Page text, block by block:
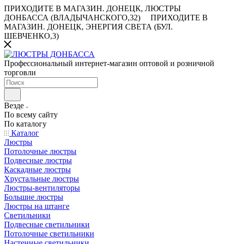
ПРИХОДИТЕ В МАГАЗИН. ДОНЕЦК, ЛЮСТРЫ
ДОНБАССА (ВЛАДЫЧАНСКОГО,32)
ПРИХОДИТЕ В
МАГАЗИН. ДОНЕЦК, ЭНЕРГИЯ СВЕТА (БУЛ.
ШЕВЧЕНКО,3)
Профессиональный интернет-магазин оптовой и розничной
торговли
Везде
По всему сайту
По каталогу
Каталог
Люстры
Потолочные люстры
Подвесные люстры
Каскадные люстры
Хрустальные люстры
Люстры-вентиляторы
Большие люстры
Люстры на штанге
Светильники
Подвесные светильники
Потолочные светильники